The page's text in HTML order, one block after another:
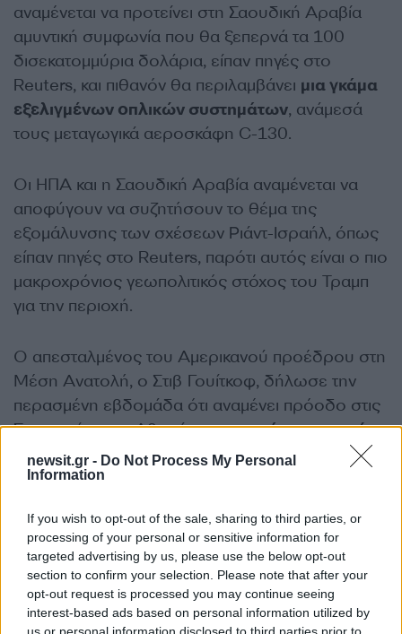
newsit.gr - Do Not Process My Personal
Information
If you wish to opt-out of the sale, sharing to third parties, or
processing of your personal or sensitive information for
targeted advertising by us, please use the below opt-out
section to confirm your selection. Please note that after your
opt-out request is processed you may continue seeing
interest-based ads based on personal information utilized by
us or personal information disclosed to third parties prior to
αναμένεται να προτείνει στη Σαουδική Αραβία
αμυντική συμφωνία που θα ξεπερνά τα 100
δισεκατομμύρια δολάρια, είπαν πηγές στο
Reuters, και πιθανόν θα περιλαμβάνει μια γκάμα
εξελιγμένων οπλικών συστημάτων, ανάμεσά
τους μεταγωγικά αεροσκάφη C-130.
Οι ΗΠΑ και η Σαουδική Αραβία αναμένεται να
αποφύγουν να συζητήσουν το θέμα της
εξομάλυνσης των σχέσεων Ριάντ-Ισραήλ, όπως
είπαν πηγές στο Reuters, παρότι αυτός είναι ο πιο
μακροχρόνιος γεωπολιτικός στόχος του Τραμπ
για την περιοχή.
Ο απεσταλμένος του Αμερικανού προέδρου στη
Μέση Ανατολή, ο Στιβ Γουίτκοφ, δήλωσε την
περασμένη εβδομάδα ότι αναμένει πρόοδο στις
Συμφωνίες του Αβραάμ,μια σειρά συμφωνιών
με τη διαμεσολάβηση του Τραμπκατά την
πρώτη του θητεία στο πλαίσιο των οποίων
Μπαχρέιν, του Σουδάν και του Μαρόκου,
αναγνωρίζουν το Ισραήλ.
Αλλά η άρνηση του Νετανιάχου για τερματισμό
του πολέμου στη Γάζα ή για τη δημιουργία